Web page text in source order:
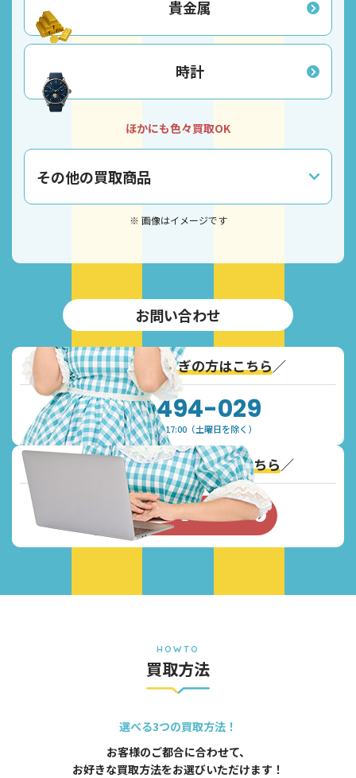
貴金属
時計
ほかにも色々買取OK
その他の買取商品
※ 画像はイメージです
お問い合わせ
＼通話無料！お急ぎの方はこちら／
0120-494-029
受付時間：9:30~17:00（土曜日を除く）
Webからのお問い合わせはこちら／
お問い合わせフォーム
HOWTO
買取方法
選べる3つの買取方法！
お客様のご都合に合わせて、
お好きな買取方法をお選びいただけます！